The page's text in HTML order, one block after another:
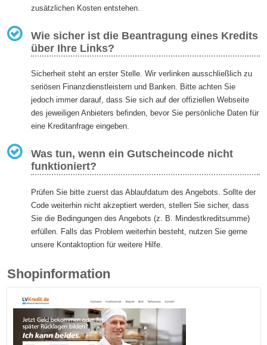
zusätzlichen Kosten entstehen.
Wie sicher ist die Beantragung eines Kredits
über Ihre Links?
Sicherheit steht an erster Stelle. Wir verlinken ausschließlich zu
seriösen Finanzdienstleistern und Banken. Bitte achten Sie
jedoch immer darauf, dass Sie sich auf der offiziellen Webseite
des jeweiligen Anbieters befinden, bevor Sie persönliche Daten für
eine Kreditanfrage eingeben.
Was tun, wenn ein Gutscheincode nicht
funktioniert?
Prüfen Sie bitte zuerst das Ablaufdatum des Angebots. Sollte der
Code weiterhin nicht akzeptiert werden, stellen Sie sicher, dass
Sie die Bedingungen des Angebots (z. B. Mindestkreditsumme)
erfüllen. Falls das Problem weiterhin besteht, nutzen Sie gerne
unsere Kontaktoption für weitere Hilfe.
Shopinformation